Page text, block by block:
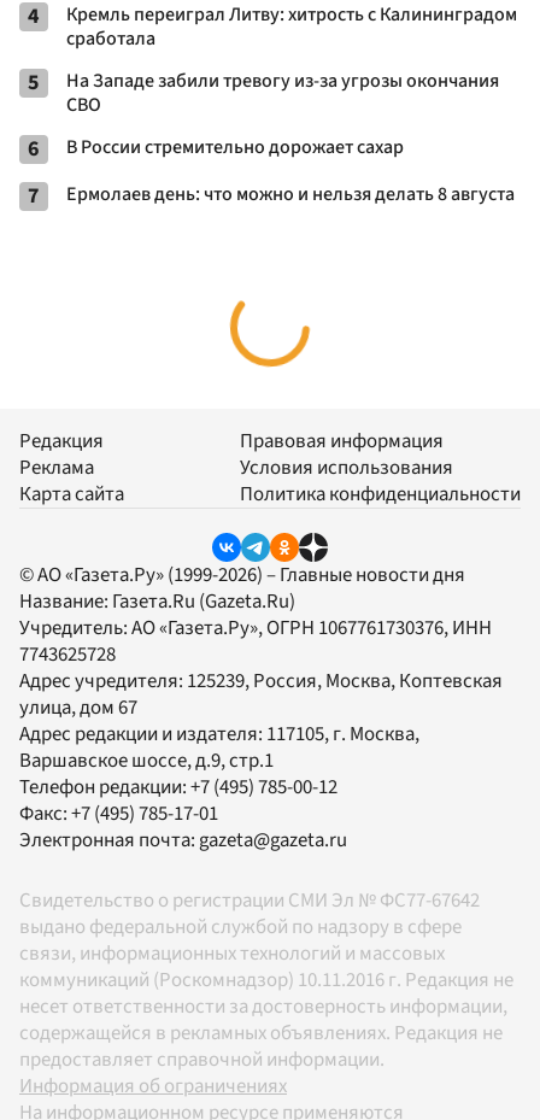
4
Кремль переиграл Литву: хитрость с Калининградом
сработала
5
На Западе забили тревогу из-за угрозы окончания
СВО
6 В России стремительно дорожает сахар
7 Ермолаев день: что можно и нельзя делать 8 августа
Редакция
Реклама
Карта сайта
Правовая информация
Условия использования
Политика конфиденциальности
© АО «Газета.Ру» (1999-2026) – Главные новости дня
Название: Газета.Ru (Gazeta.Ru)
Учредитель:АО «Газета.Ру», ОГРН 1067761730376, ИНН
7743625728
Адрес учредителя: 125239, Россия, Москва, Коптевская
улица, дом 67
Адрес редакции и издателя: 117105, г. Москва,
Варшавское шоссе, д.9, стр.1
Телефон редакции:+7 (495) 785-00-12
Факс:+7 (495) 785-17-01
Электронная почта: gazeta@gazeta.ru
Свидетельство о регистрации СМИ Эл № ФС77-67642
выдано федеральной службой по надзору в сфере
связи, информационных технологий и массовых
коммуникаций (Роскомнадзор) 10.11.2016 г. Редакция не
несет ответственности за достоверность информации,
содержащейся в рекламных объявлениях. Редакция не
предоставляет справочной информации.
Информация об ограничениях
На информационном ресурсе применяются